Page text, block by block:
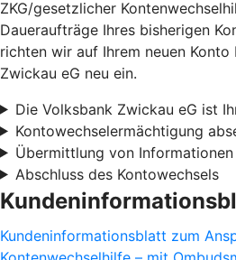
ZKG/gesetzlicher
Daueraufträge Ihres bisherigen
richten wir auf Ihrem neuen Konto
Zwickau eG neu ein.
Die Volksbank Zwickau eG ist
Kontowechselermächtigung
Übermittlung von
Abschluss des Kontowechsels
Kundeninformationsblatt zum